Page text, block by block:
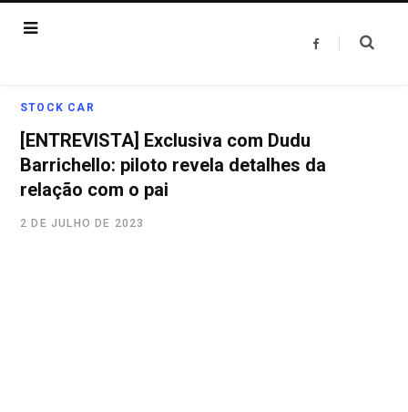
F
STOCK CAR
[ENTREVISTA] Exclusiva com Dudu
Barrichello: piloto revela detalhes da
relação com o pai
2 DE JULHO DE 2023